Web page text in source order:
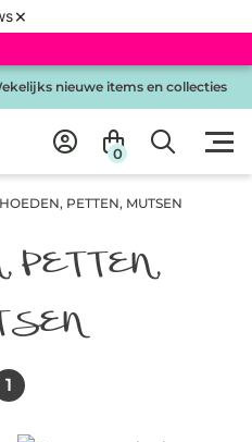
×
nieuwe items en collecties
0
HOEDEN, PETTEN, MUTSEN
PETTEN,
1